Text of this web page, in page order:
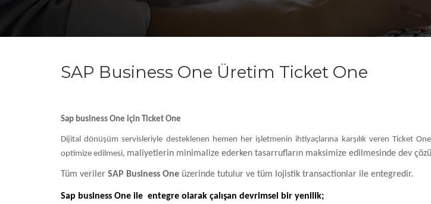
SAP Business One Üretim Ticket One
Sap business One için Ticket One
Dijital dönüşüm servisleriyle desteklenen hemen her işletmenin ihtiyaçlarına karşılık veren Ticket
optimize edilmesi, maliyetlerin minimalize ederken tasarrufların maksimize edilmesinde dev
Tüm veriler SAP Business One üzerinde tutulur ve tüm lojistik transactionlar ile entegredir.
Sap business One ile entegre olarak çalışan devrimsel bir yenilik;